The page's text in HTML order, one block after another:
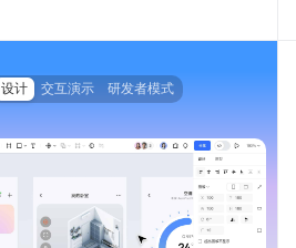
设计 交互演示 研发者模式